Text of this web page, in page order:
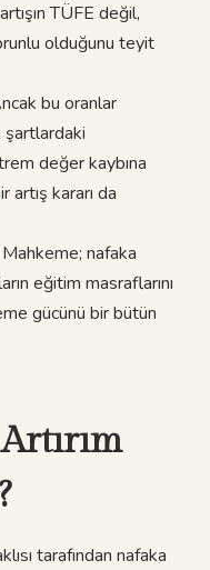
TÜFE değil,
olduğunu teyit
bu oranlar
değer kaybına
artış kararı da
nafaka
eğitim masraflarını
gücünü bir bütün
tarafından nafaka